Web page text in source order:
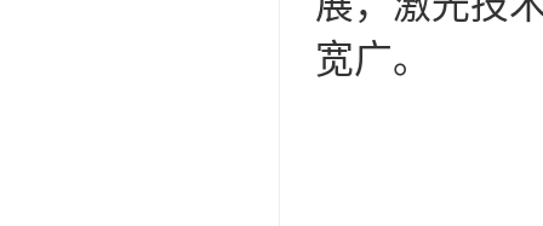
宽广。